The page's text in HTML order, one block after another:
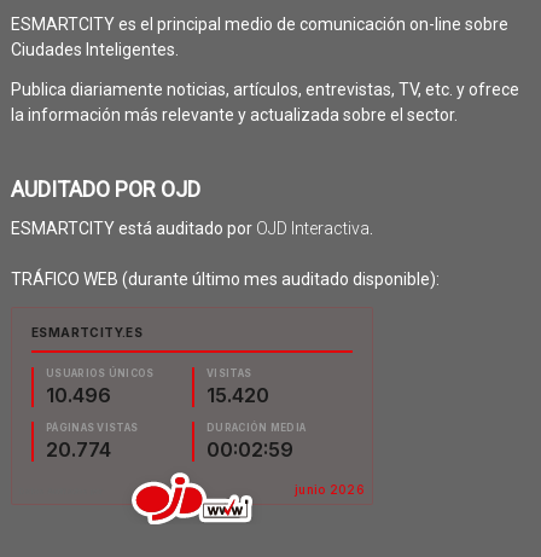
ESMARTCITY es el principal medio de comunicación on-line sobre
Ciudades Inteligentes.
Publica diariamente noticias, artículos, entrevistas, TV, etc. y ofrece
la información más relevante y actualizada sobre el sector.
AUDITADO POR OJD
ESMARTCITY está auditado por OJD Interactiva.
TRÁFICO WEB (durante último mes auditado disponible):